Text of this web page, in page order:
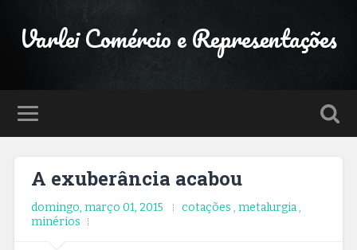
Varlei Comércio e Representações
A exuberância acabou
domingo, março 01, 2015 cotações , metalurgia,
minérios